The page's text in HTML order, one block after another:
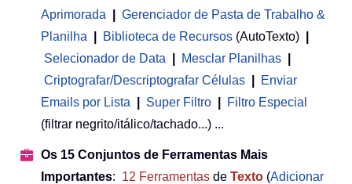
Aprimorada
Gerenciador de Pasta de Trabalho &
Planilha
Biblioteca de Recursos (AutoTexto)
Selecionador de Data
Mesclar Planilhas
Criptografar/Descriptografar Células
Enviar
Emails por Lista
Super Filtro
Filtro Especial
(filtrar negrito/itálico/tachado...) ...
Os 15 Conjuntos de Ferramentas Mais
Importantes: 12 Ferramentas de Texto (Adicionar